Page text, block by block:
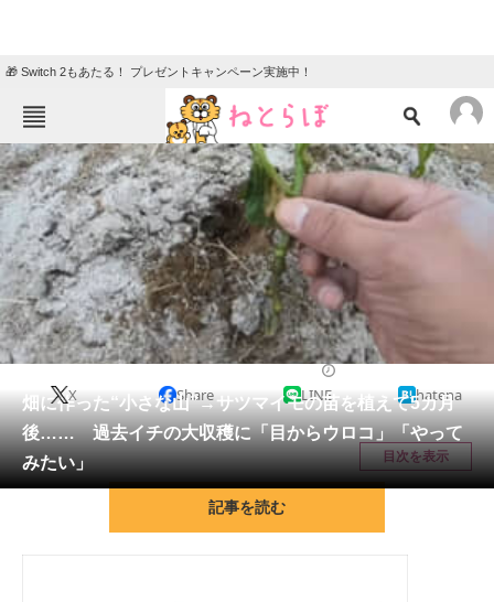
🎁 Switch 2もあたる！ プレゼントキャンペーン実施中！
ねとらぼメニュー
TOP ニュース
エンタメ クイズ
グルメ 地域
住まい 教育・育児
動物 リサーチ
会員記事
メディア
注目記事を集めた総合ページ
畑に作った“小さな山”→サツマイモの苗を植えて5カ月
後…… 過去イチの大収穫に「目からウロコ」「やって
みたい」
X Share LINE hatena
目次を表示
記事を読む